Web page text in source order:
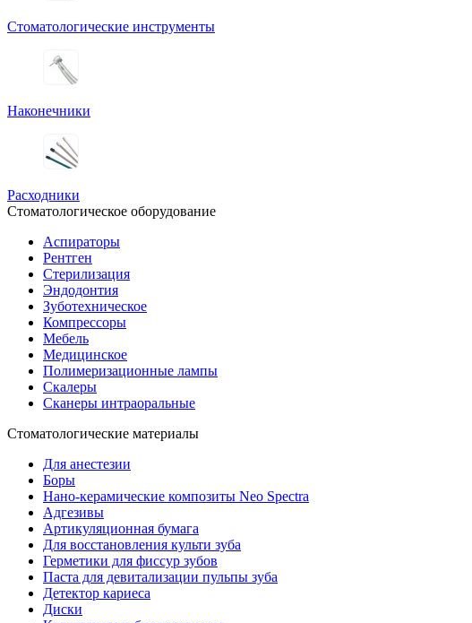
Стоматологические инструменты
Наконечники
Расходники
Стоматологическое оборудование
Аспираторы
Рентген
Стерилизация
Эндодонтия
Зуботехническое
Компрессоры
Мебель
Медицинское
Полимеризационные лампы
Скалеры
Сканеры интраоральные
Стоматологические материалы
Для анестезии
Боры
Нано-керамические композиты Neo Spectra
Адгезивы
Артикуляционная бумага
Для восстановления культи зуба
Герметики для фиссур зубов
Паста для девитализации пульпы зуба
Детектор кариеса
Диски